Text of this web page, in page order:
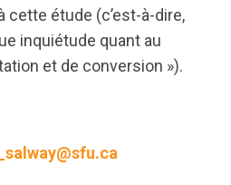
étude (c’est-à-dire,
inquiétude quant au
et de conversion »).